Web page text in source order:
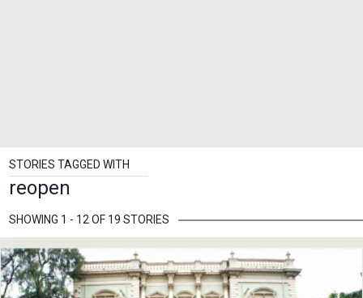
STORIES TAGGED WITH
reopen
SHOWING 1 - 12 OF 19 STORIES